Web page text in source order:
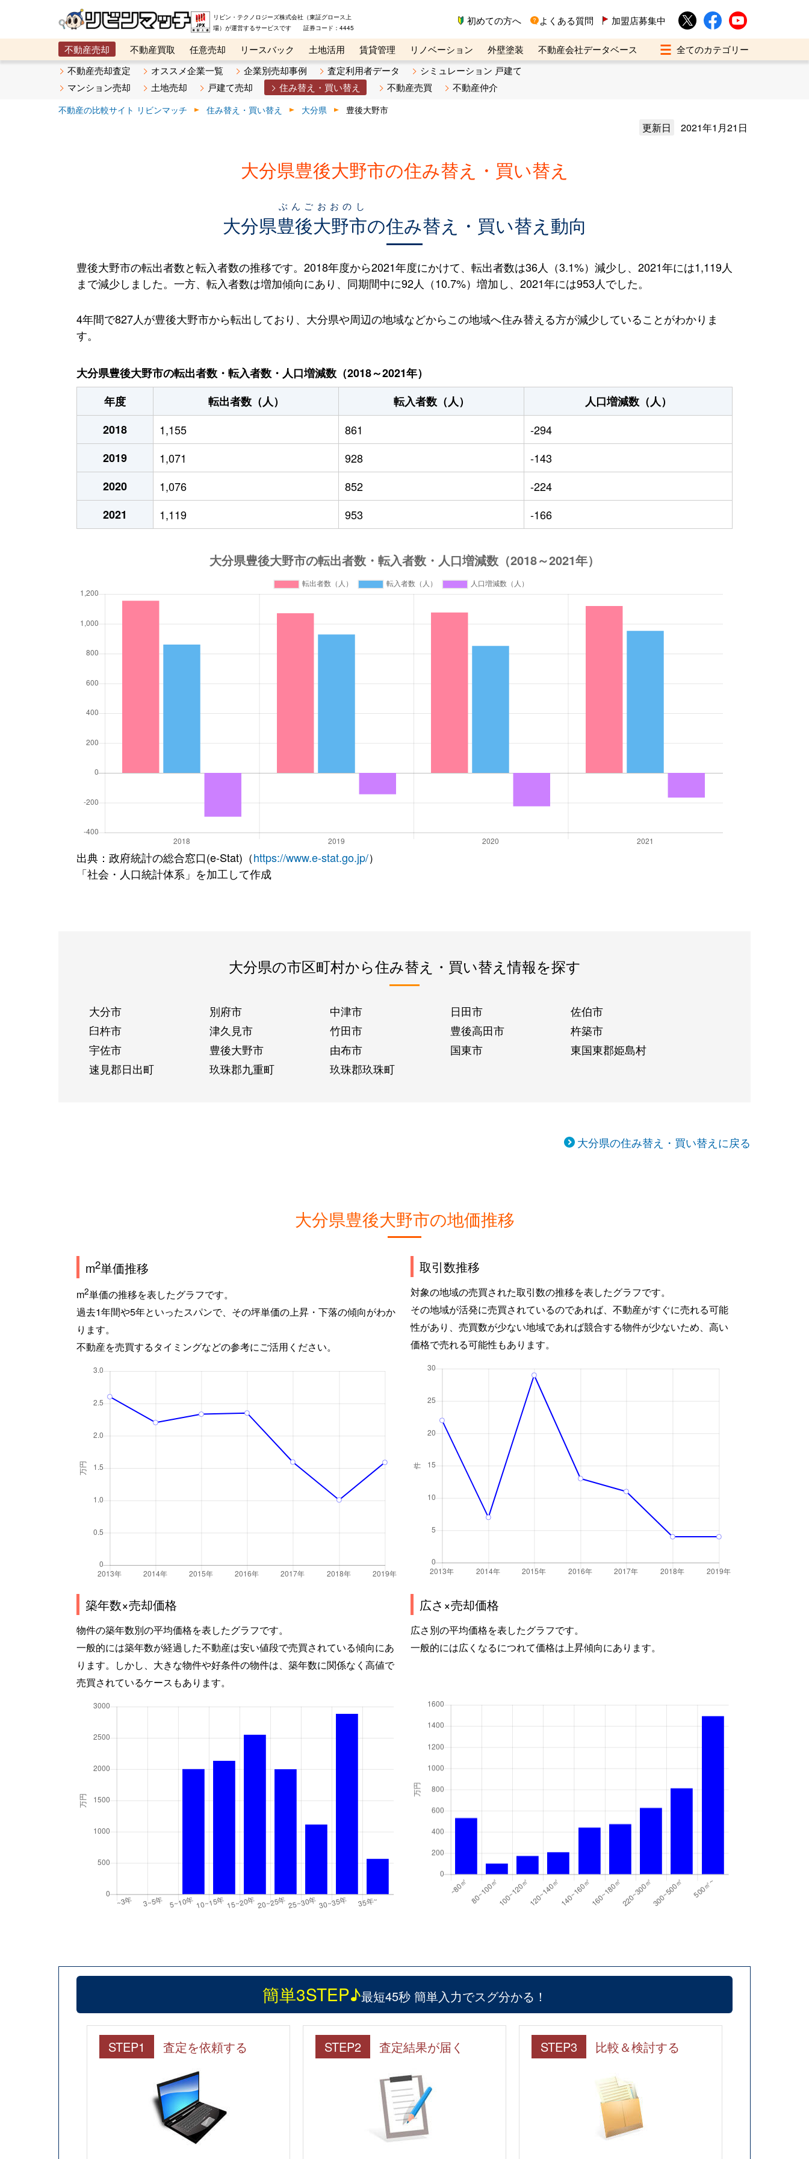
リビン・テクノロジーズ株式会社（東証グロース上
場）が運営するサービスです 証券コード：4445
初めての方へ よくある質問 加盟店募集中
不動産売却 不動産買取 任意売却 リースバック 土地活用 賃貸管理 リノベーション 外壁塗装
不動産会社データベース
メタ住宅展示場
ベスト不動産カンパニー オンライン講座 リビンマガジンBiz 不動産売却ご相談デスク
不動産売却査定 オススメ企業一覧 企業別売却事例 査定利用者データ
シミュレーション 戸建て
マンション売却
土地売却 戸建て売却 住み替え・買い替え 不動産売買 不動産仲介
不動産の比較サイト リビンマッチ 住み替え・買い替え 大分県 豊後大野市
更新日 2021年1月21日
大分県豊後大野市の住み替え・買い替え
大分県豊後大野市
ぶんごおおのし
の住み替え・買い替え動向
豊後大野市の転出者数と転入者数の推移です。2018年度から2021年度にかけて、転出者数は36人（3.1%）減少し、2021年には1,119人
まで減少しました。一方、転入者数は増加傾向にあり、同期間中に92人（10.7%）増加し、2021年には953人でした。
4年間で827人が豊後大野市から転出しており、大分県や周辺の地域などからこの地域へ住み替える方が減少していることがわかりま
す。
大分県豊後大野市の転出者数・転入者数・人口増減数（2018～2021年）
年度
転出者数（人） 転入者数（人）
人口増減数（人）
2018
1,155 861
-294
2019
1,071 928
-143
2020
1,076 852
-224
2021
1,119 953 -166
出典：政府統計の総合窓口(e-Stat)（https://www.e-stat.go.jp/）
「社会・人口統計体系」を加工して作成
大分県の市区町村から住み替え・買い替え情報を探す
大分市 別府市 中津市 日田市
佐伯市
臼杵市
津久見市 竹田市 豊後高田市
杵築市
宇佐市
豊後大野市 由布市 国東市
東国東郡姫島村
速見郡日出町
玖珠郡九重町 玖珠郡玖珠町
大分県の住み替え・買い替えに戻る
大分県豊後大野市の地価推移
m2単価推移
m2単価の推移を表したグラフです。
過去1年間や5年といったスパンで、その坪単価の上昇・下落の傾向がわか
ります。
不動産を売買するタイミングなどの参考にご活用ください。
取引数推移
対象の地域の売買された取引数の推移を表したグラフです。
その地域が活発に売買されているのであれば、不動産がすぐに売れる可能
性があり、売買数が少ない地域であれば競合する物件が少ないため、高い
価格で売れる可能性もあります。
築年数×売却価格
物件の築年数別の平均価格を表したグラフです。
一般的には築年数が経過した不動産は安い値段で売買されている傾向にあ
ります。しかし、大きな物件や好条件の物件は、築年数に関係なく高値で
売買されているケースもあります。
広さ×売却価格
広さ別の平均価格を表したグラフです。
一般的には広くなるにつれて価格は上昇傾向にあります。
簡単3STEP♪最短45秒 簡単入力でスグ分かる！
STEP1 査定を依頼する STEP2 査定結果が届く STEP3 比較＆検討する